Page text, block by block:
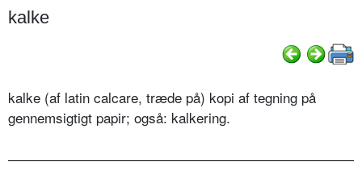
kalke
kalke (af latin calcare, træde på) kopi af tegning på
gennemsigtigt papir; også: kalkering.